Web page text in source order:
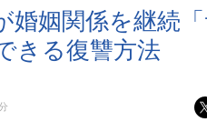
婚姻関係を継続
きる復讐方法